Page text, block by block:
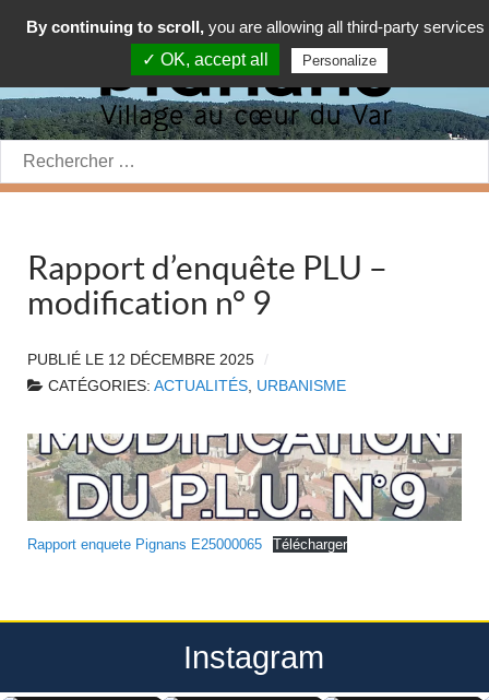
Rechercher:
Rapport d’enquête PLU –
modification n° 9
PUBLIÉ LE 12 DÉCEMBRE 2025
CATÉGORIES: ACTUALITÉS, URBANISME
Rapport enquete Pignans E25000065 Télécharger
Instagram
By continuing to scroll, you are allowing all third-party services
✓ OK, accept all
Personalize